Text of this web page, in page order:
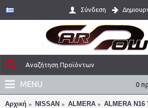
Σύνδεση
0
MENU
Αρχική NISSAN ALMERA ALMERA N16